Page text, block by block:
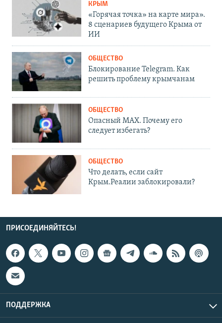
КРЫМ
«Горячая точка» на карте мира».
8 сценариев будущего Крыма от
ИИ
ОБЩЕСТВО
Блокирование Telegram. Как
решить проблему крымчанам
ОБЩЕСТВО
Опасный MAX. Почему его
следует избегать?
ОБЩЕСТВО
Что делать, если сайт
Крым.Реалии заблокировали?
ПРИСОЕДИНЯЙТЕСЬ!
ПОДДЕРЖКА